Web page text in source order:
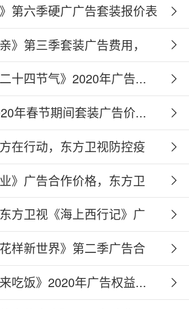
第六季硬广广告套装报价表
》第三季套装广告费用，
十四节气》2020年广告...
年春节期间套装广告价...
在行动，东方卫视防控疫
》广告合作价格，东方卫
方卫视《海上西行记》广
样新世界》第二季广告合
吃饭》2020年广告权益...